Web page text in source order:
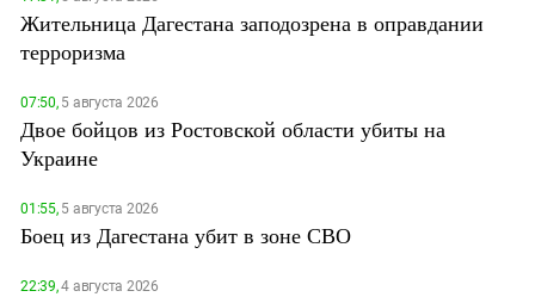
Жительница Дагестана заподозрена в оправдании
терроризма
07:50,5 августа 2026
Двое бойцов из Ростовской области убиты на
Украине
01:55,5 августа 2026
Боец из Дагестана убит в зоне СВО
22:39,4 августа 2026